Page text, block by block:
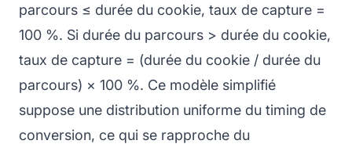
parcours ≤ durée du cookie, taux de capture =
100 %. Si durée du parcours > durée du cookie,
taux de capture = (durée du cookie / durée du
parcours) × 100 %. Ce modèle simplifié
suppose une distribution uniforme du timing de
conversion, ce qui se rapproche du